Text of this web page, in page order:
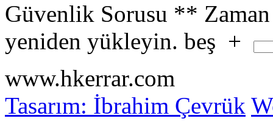
Güvenlik Sorusu **
yeniden yükleyin. beş +
www.hkerrar.com
Tasarım: İbrahim Çevrük